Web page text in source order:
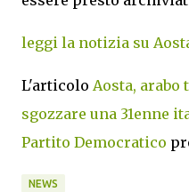
leggi la notizia su
L'articolo Aosta, arabo
sgozzare una 31enne
Partito Democratico
NEWS